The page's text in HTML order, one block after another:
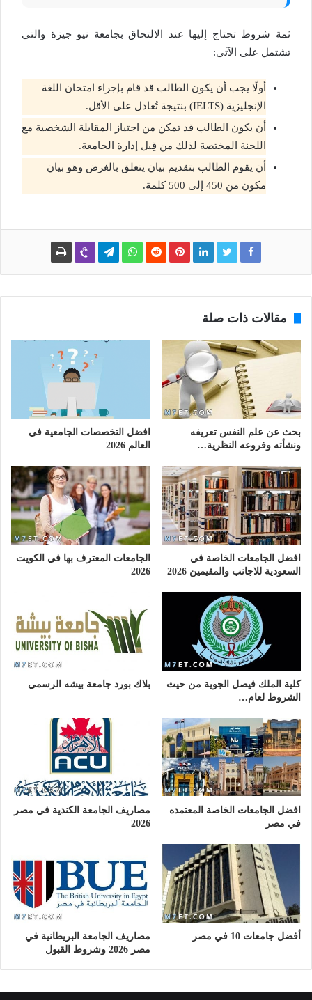
ثمة شروط تحتاج إليها عند الالتحاق بجامعة نيو جيزة والتي
تشتمل على الآتي:
أولًا يجب أن يكون الطالب قد قام بإجراء امتحان اللغة
الإنجليزية (IELTS) بنتيجة تُعادل على الأقل.
أن يكون الطالب قد تمكن من اجتياز المقابلة الشخصية مع
اللجنة المختصة لذلك من قِبل إدارة الجامعة.
أن يقوم الطالب بتقديم بيان يتعلق بالغرض وهو بيان
مكون من 450 إلى 500 كلمة.
مقالات ذات صلة
بحث عن علم النفس تعريفه
ونشأته وفروعه النظرية…
افضل التخصصات الجامعية في
العالم 2026
افضل الجامعات الخاصة في
السعودية للاجانب والمقيمين 2026
الجامعات المعترف بها في الكويت
2026
كلية الملك فيصل الجوية من حيث
الشروط لعام…
بلاك بورد جامعة بيشه الرسمي
افضل الجامعات الخاصة المعتمده
في مصر
مصاريف الجامعة الكندية في مصر
2026
أفضل جامعات 10 في مصر
مصاريف الجامعة البريطانية في
مصر 2026 وشروط القبول